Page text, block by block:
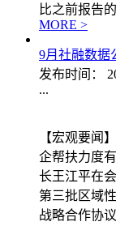
比之前报告
MORE >
9月社融数据
发布时间：
...
【宏观要闻
企帮扶力度
长王江平在
第三批区域
战略合作协